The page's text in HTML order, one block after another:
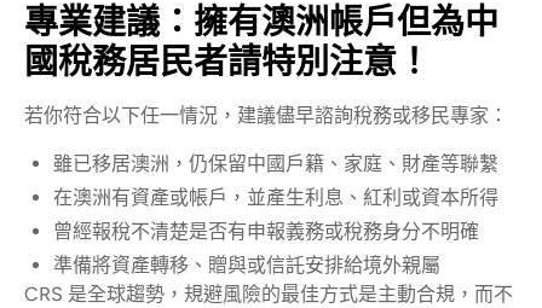
專業建議：擁有澳洲帳戶但為中
國稅務居民者請特別注意！
若你符合以下任一情況，建議儘早諮詢稅務或移民專家：
雖已移居澳洲，仍保留中國戶籍、家庭、財產等聯繫
在澳洲有資產或帳戶，並產生利息、紅利或資本所得
曾經報稅不清楚是否有申報義務或稅務身分不明確
準備將資產轉移、贈與或信託安排給境外親屬
CRS 是全球趨勢，規避風險的最佳方式是主動合規，而不